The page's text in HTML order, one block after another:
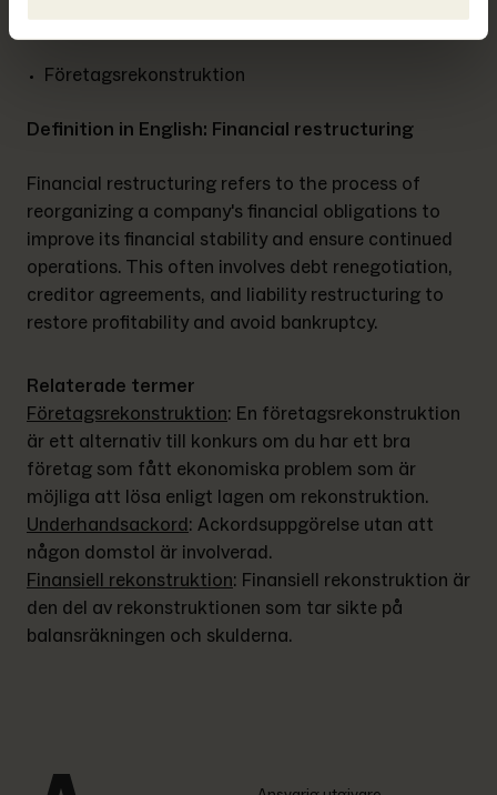
Skuldnedskrivning
Företagsrekonstruktion
Definition in English: Financial restructuring
Financial restructuring refers to the process of
reorganizing a company's financial obligations to
improve its financial stability and ensure continued
operations. This often involves debt renegotiation,
creditor agreements, and liability restructuring to
restore profitability and avoid bankruptcy.
Relaterade termer
Företagsrekonstruktion: En företagsrekonstruktion
är ett alternativ till konkurs om du har ett bra
företag som fått ekonomiska problem som är
möjliga att lösa enligt lagen om rekonstruktion.
Underhandsackord: Ackordsuppgörelse utan att
någon domstol är involverad.
Finansiell rekonstruktion: Finansiell rekonstruktion är
den del av rekonstruktionen som tar sikte på
balansräkningen och skulderna.